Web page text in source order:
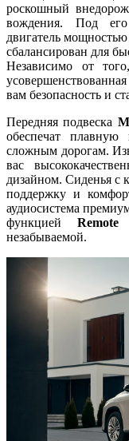
роскошный
вождения. Под
двигатель мощностью
сбалансирован для
Независимо от
вам безопасность и
Передняя подвеска
обеспечат
сложным дорогам.
вас
дизайном. Сиденья с
поддержку и
аудиосистема
функцией Remote
незабываемой.